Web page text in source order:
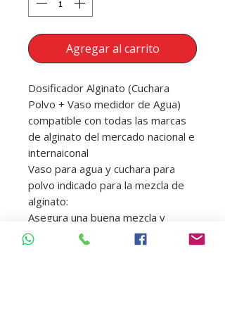
Agregar al carrito
Dosificador Alginato (Cuchara
Polvo + Vaso medidor de Agua)
compatible con todas las marcas
de alginato del mercado nacional e
internaiconal
Vaso para agua y cuchara para
polvo indicado para la mezcla de
alginato:
Asegura una buena mezcla y
posterior impresión con las
proporciones adecuadas.